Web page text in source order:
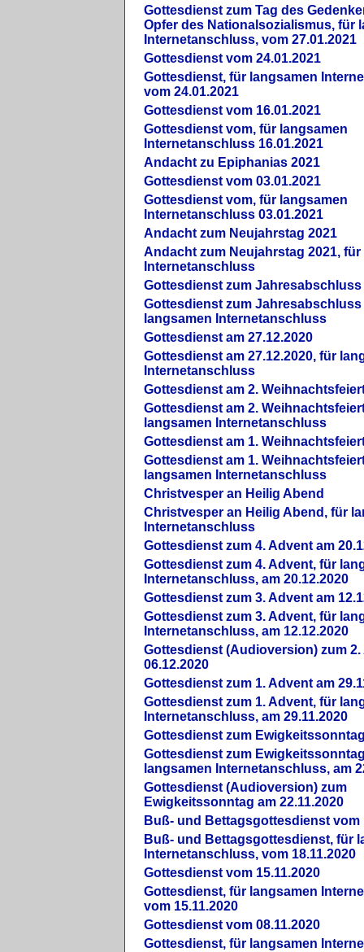
Gottesdienst zum Tag des
Opfer des Nationalsozialismus, für
Internetanschluss, vom 27.01.2021
Gottesdienst vom 24.01.2021
Gottesdienst, für langsamen
vom 24.01.2021
Gottesdienst vom 16.01.2021
Gottesdienst vom, für langsamen
Internetanschluss 16.01.2021
Andacht zu Epiphanias 2021
Gottesdienst vom 03.01.2021
Gottesdienst vom, für langsamen
Internetanschluss 03.01.2021
Andacht zum Neujahrstag 2021
Andacht zum Neujahrstag 2021,
Internetanschluss
Gottesdienst zum Jahresabschluss
Gottesdienst zum Jahresabschluss
langsamen Internetanschluss
Gottesdienst am 27.12.2020
Gottesdienst am 27.12.2020, für
Internetanschluss
Gottesdienst am 2.
Gottesdienst am 2.
langsamen Internetanschluss
Gottesdienst am 1.
Gottesdienst am 1.
langsamen Internetanschluss
Christvesper an Heilig Abend
Christvesper an Heilig Abend, für
Internetanschluss
Gottesdienst zum 4. Advent am
Gottesdienst zum 4. Advent, für
Internetanschluss, am 20.12.2020
Gottesdienst zum 3. Advent am
Gottesdienst zum 3. Advent, für
Internetanschluss, am 12.12.2020
Gottesdienst (Audioversion) zum 2.
06.12.2020
Gottesdienst zum 1. Advent am
Gottesdienst zum 1. Advent, für
Internetanschluss, am 29.11.2020
Gottesdienst zum
Gottesdienst zum
langsamen Internetanschluss, am
Gottesdienst (Audioversion) zum
Ewigkeitssonntag am 22.11.2020
Buß- und Bettagsgottesdienst vom
Buß- und Bettagsgottesdienst, für
Internetanschluss, vom 18.11.2020
Gottesdienst vom 15.11.2020
Gottesdienst, für langsamen
vom 15.11.2020
Gottesdienst vom 08.11.2020
Gottesdienst, für langsamen